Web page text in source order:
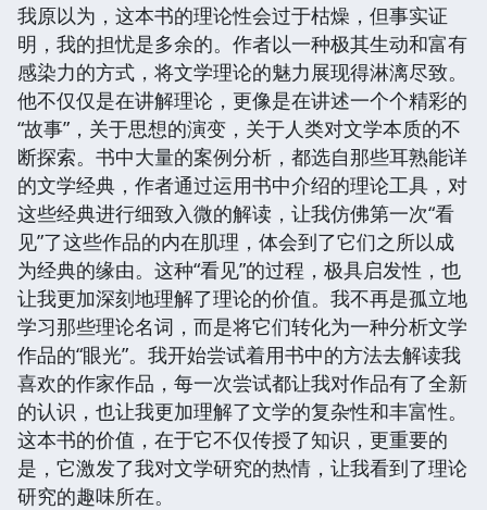
我原以为，这本书的理论性会过于枯燥，但事实证
明，我的担忧是多余的。作者以一种极其生动和富有
感染力的方式，将文学理论的魅力展现得淋漓尽致。
他不仅仅是在讲解理论，更像是在讲述一个个精彩的
“故事”，关于思想的演变，关于人类对文学本质的不
断探索。书中大量的案例分析，都选自那些耳熟能详
的文学经典，作者通过运用书中介绍的理论工具，对
这些经典进行细致入微的解读，让我仿佛第一次“看
见”了这些作品的内在肌理，体会到了它们之所以成
为经典的缘由。这种“看见”的过程，极具启发性，也
让我更加深刻地理解了理论的价值。我不再是孤立地
学习那些理论名词，而是将它们转化为一种分析文学
作品的“眼光”。我开始尝试着用书中的方法去解读我
喜欢的作家作品，每一次尝试都让我对作品有了全新
的认识，也让我更加理解了文学的复杂性和丰富性。
这本书的价值，在于它不仅传授了知识，更重要的
是，它激发了我对文学研究的热情，让我看到了理论
研究的趣味所在。